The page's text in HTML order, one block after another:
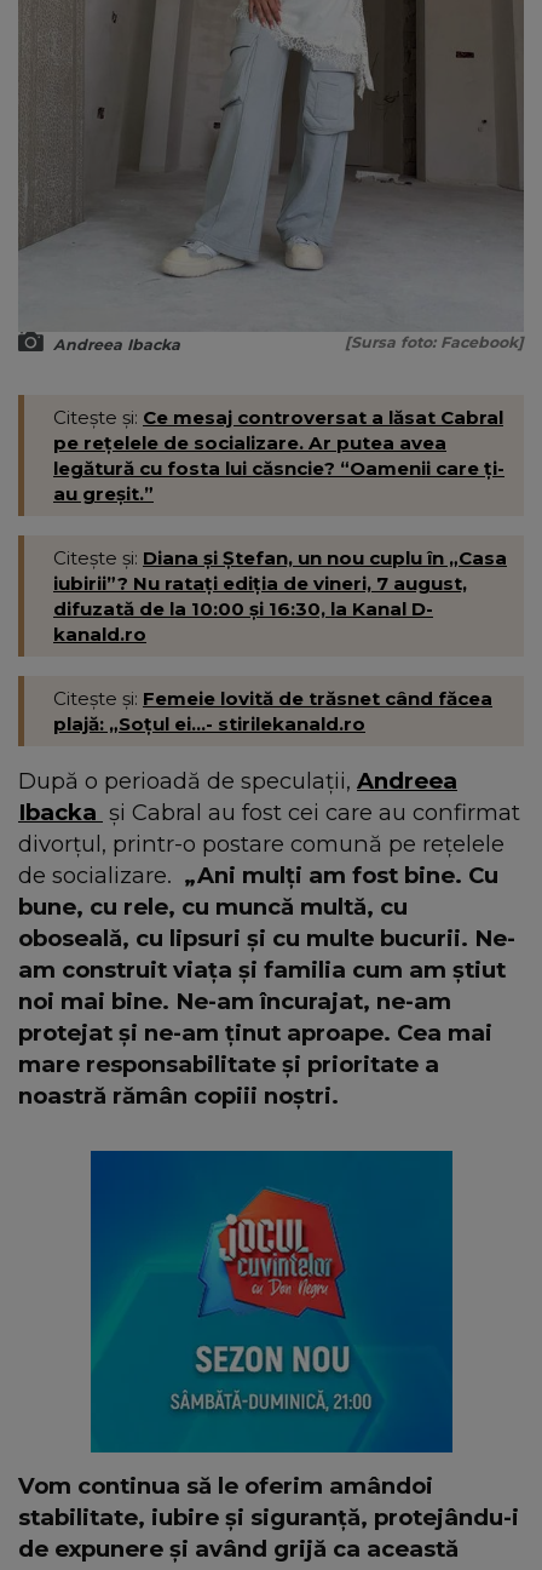
Andreea Ibacka [Sursa foto: Facebook]
Citește și: Ce mesaj controversat a lăsat Cabral
pe rețelele de socializare. Ar putea avea
legătură cu fosta lui căsncie? “Oamenii care ți-
au greșit.”
Citește și: Diana și Ștefan, un nou cuplu în „Casa
iubirii”? Nu ratați ediția de vineri, 7 august,
difuzată de la 10:00 și 16:30, la Kanal D-
kanald.ro
Citește și: Femeie lovită de trăsnet când făcea
plajă: „Soțul ei...- stirilekanald.ro
După o perioadă de speculații, Andreea
Ibacka și Cabral au fost cei care au confirmat
divorțul, printr-o postare comună pe rețelele
de socializare. „Ani mulți am fost bine. Cu
bune, cu rele, cu muncă multă, cu
oboseală, cu lipsuri și cu multe bucurii. Ne-
am construit viața și familia cum am știut
noi mai bine. Ne-am încurajat, ne-am
protejat și ne-am ținut aproape. Cea mai
mare responsabilitate și prioritate a
noastră rămân copiii noștri.
Vom continua să le oferim amândoi
stabilitate, iubire și siguranță, protejându-i
de expunere şi având grijă ca această